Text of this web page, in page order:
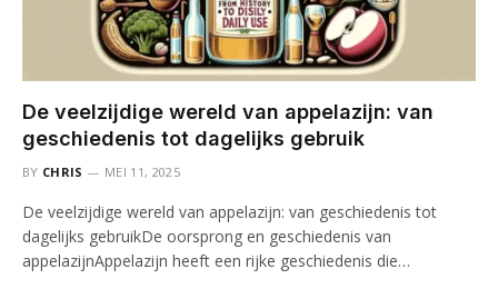
De veelzijdige wereld van appelazijn: van
geschiedenis tot dagelijks gebruik
BY CHRIS MEI 11, 2025
De veelzijdige wereld van appelazijn: van geschiedenis tot
dagelijks gebruikDe oorsprong en geschiedenis van
appelazijnAppelazijn heeft een rijke geschiedenis die…